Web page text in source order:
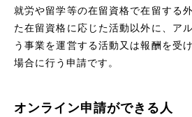
就労や留学等の在留資格で在留する
た在留資格に応じた活動以外に、ア
う事業を運営する活動又は報酬を受
場合に行う申請です。
オンライン申請ができる人